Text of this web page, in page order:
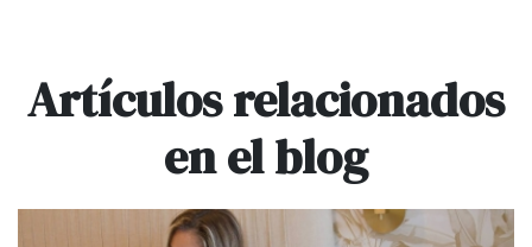
Artículos relacionados
en el blog